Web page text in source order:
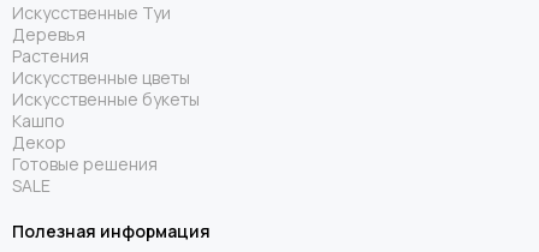
Искусственные Туи
Деревья
Растения
Искусственные цветы
Искусственные букеты
Кашпо
Декор
Готовые решения
SALE
Полезная информация